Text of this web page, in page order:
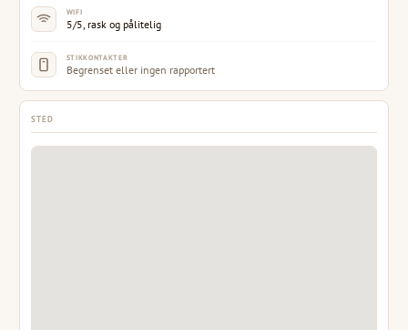
WIFI
5/5, rask og pålitelig
STIKKONTAKTER
Begrenset eller ingen rapportert
STED